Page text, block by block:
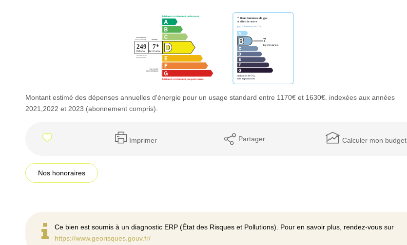
Montant estimé des dépenses annuelles d'énergie pour un usage standard entre 1170€ et 1630€. indexées aux années
2021,2022 et 2023 (abonnement compris).
Imprimer Partager Calculer mon budget
Nos honoraires
Ce bien est soumis à un diagnostic ERP (État des Risques et Pollutions). Pour en savoir plus, rendez-vous sur
https://www.georisques.gouv.fr/